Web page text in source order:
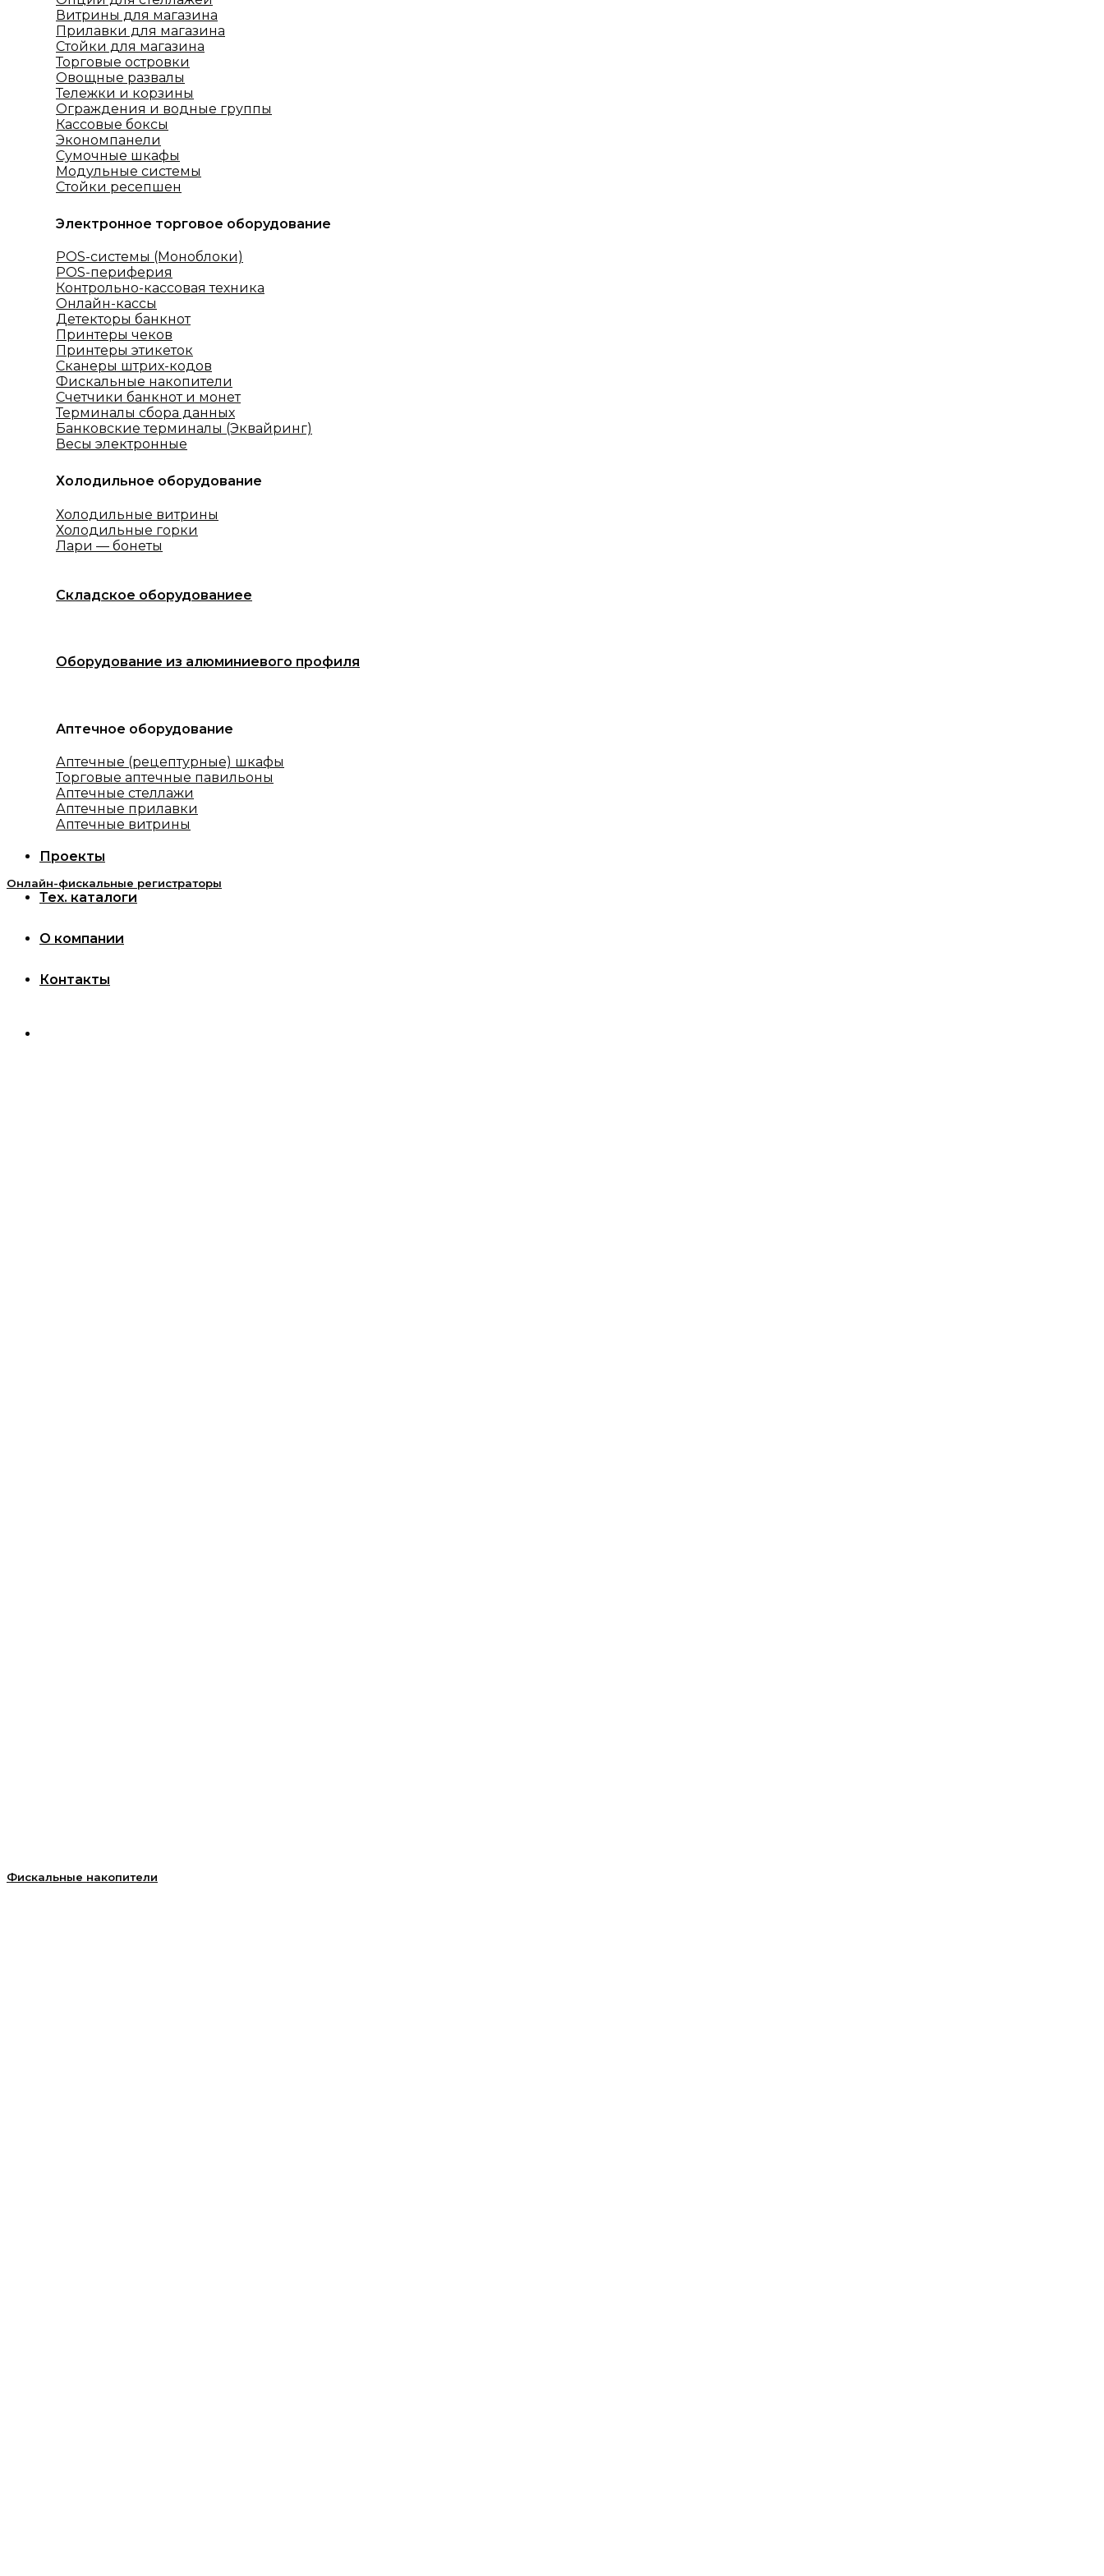
Витрины для магазина
Прилавки для магазина
Стойки для магазина
Торговые островки
Овощные развалы
Тележки и корзины
Ограждения и водные группы
Кассовые боксы
Экономпанели
Сумочные шкафы
Модульные системы
Стойки ресепшен
Электронное торговое оборудование
POS-системы (Моноблоки)
POS-периферия
Контрольно-кассовая техника
Онлайн-кассы
Детекторы банкнот
Принтеры чеков
Принтеры этикеток
Сканеры штрих-кодов
Фискальные накопители
Счетчики банкнот и монет
Терминалы сбора данных
Банковские терминалы (Эквайринг)
Весы электронные
Холодильное оборудование
Холодильные витрины
Холодильные горки
Лари — бонеты
Складское оборудованиее
Оборудование из алюминиевого профиля
Аптечное оборудование
Аптечные (рецептурные) шкафы
Торговые аптечные павильоны
Аптечные стеллажи
Аптечные прилавки
Аптечные витрины
Проекты
Тех. каталоги
О компании
Контакты
Онлайн-фискальные регистраторы
Фискальные накопители